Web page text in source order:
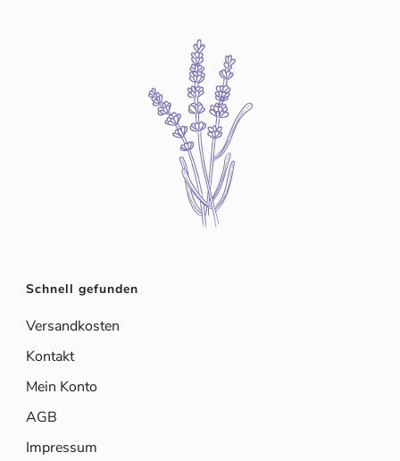
Schnell gefunden
Versandkosten
Kontakt
Mein Konto
AGB
Impressum